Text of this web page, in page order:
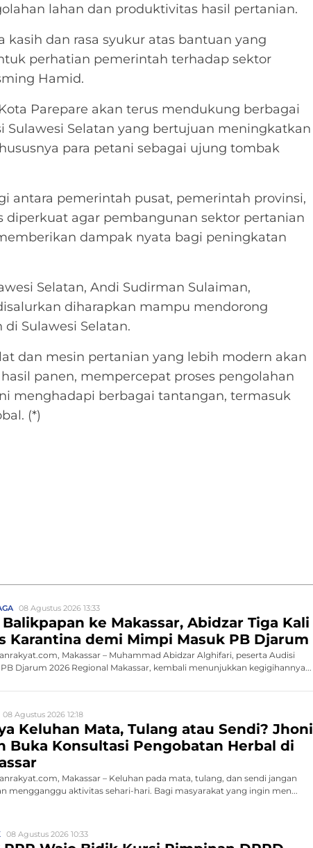
lahan dan produktivitas hasil pertanian.
kasih dan rasa syukur atas bantuan yang
perhatian pemerintah terhadap sektor
Hamid.
Parepare akan terus mendukung berbagai
Sulawesi Selatan yang bertujuan meningkatkan
para petani sebagai ujung tombak
antara pemerintah pusat, pemerintah provinsi,
diperkuat agar pembangunan sektor pertanian
dampak nyata bagi peningkatan
Selatan, Andi Sudirman Sulaiman,
diharapkan mampu mendorong
Sulawesi Selatan.
dan mesin pertanian yang lebih modern akan
panen, mempercepat proses pengolahan
menghadapi berbagai tantangan, termasuk
(*)
08 Agustus 2026 13:33
ke Makassar, Abidzar Tiga Kali
Karantina demi Mimpi Masuk PB Djarum
Makassar – Muhammad Abidzar Alghifari, peserta Audisi
Djarum 2026 Regional Makassar, kembali menunjukkan kegigihannya...
08 Agustus 2026 12:18
Keluhan Mata, Tulang atau Sendi? Jhoni
Buka Konsultasi Pengobatan Herbal di
Makassar – Keluhan pada mata, tulang, dan sendi jangan
mengganggu aktivitas sehari-hari. Bagi masyarakat yang ingin men...
08 Agustus 2026 10:33